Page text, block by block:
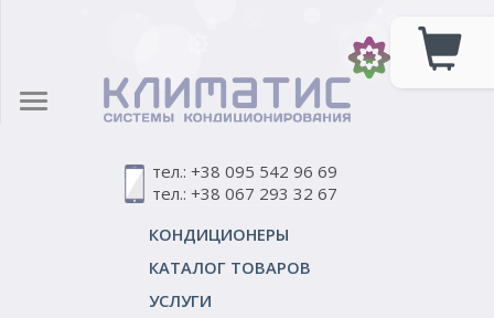
тел.: +38 095 542 96 69
тел.: +38 067 293 32 67
КОНДИЦИОНЕРЫ
КАТАЛОГ ТОВАРОВ
УСЛУГИ